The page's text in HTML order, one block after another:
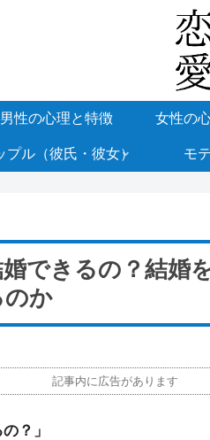
男性の心理と特徴 女性の
プル（彼氏・彼女） モ
できるの？結婚
のか
記事内に広告があります
？」